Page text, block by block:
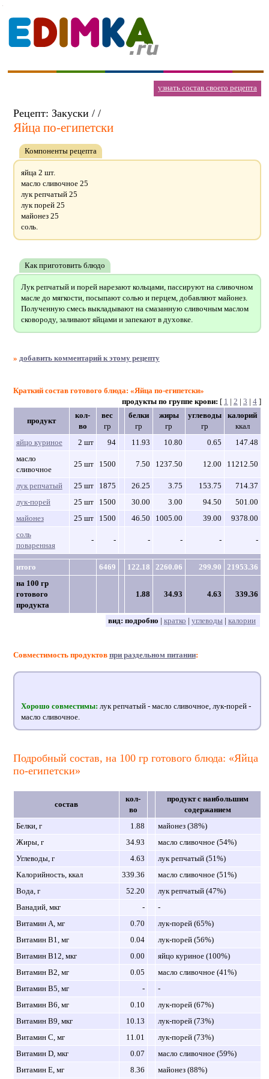
узнать состав своего рецепта
Рецепт: Закуски / /
Яйца по-египетски
Компоненты рецепта
яйца 2 шт.
масло сливочное 25
лук репчатый 25
лук порей 25
майонез 25
соль.
Как приготовить блюдо
Лук репчатый и порей нарезают кольцами, пассируют на сливочном
масле до мягкости, посыпают солью и перцем, добавляют майонез.
Полученную смесь выкладывают на смазанную сливочным маслом
сковороду, заливают яйцами и запекают в духовке.
» добавить комментарий к этому рецепту
Краткий состав готового блюда: «Яйца по-египетски»
продукты по группе крови: [ 1 | 2 | 3 | 4]
продукт
кол-
во
вес
гр
белки
гр
жиры
гр
углеводы
гр
калорий
ккал
яйцо куриное
2 шт 94 11.93 10.80 0.65
147.48
масло
сливочное
25 шт 1500 7.50 1237.50 12.00 11212.50
лук репчатый 25 шт 1875 26.25 3.75 153.75
714.37
лук-порей
25 шт 1500 30.00 3.00 94.50
501.00
майонез
25 шт 1500 46.50 1005.00 39.00
9378.00
соль
поваренная
- - - - - -
итого 6469 122.18 2260.06 299.90
21953.36
на 100 гр
готового
продукта
1.88 34.93 4.63 339.36
вид: подробно | кратко | углеводы| калории
Совместимость продуктов при раздельном питании:
Хорошо совместимы: лук репчатый - масло сливочное, лук-порей -
масло сливочное.
Подробный состав, на 100 гр готового блюда: «Яйца
по-египетски»
состав
кол-
во
продукт с наибольшим
содержанием
Белки, г
1.88
майонез (38%)
Жиры, г
34.93
масло сливочное (54%)
Углеводы, г
4.63
лук репчатый (51%)
Калорийность, ккал
339.36
масло сливочное (51%)
Вода, г
52.20
лук репчатый (47%)
Ванадий, мкг
-
-
Витамин A, мг
0.70
лук-порей (65%)
Витамин B1, мг
0.04
лук-порей (56%)
Витамин B12, мкг
0.00
яйцо куриное (100%)
Витамин B2, мг
0.05
масло сливочное (41%)
Витамин B5, мг
-
-
Витамин B6, мг
0.10
лук-порей (67%)
Витамин B9, мкг
10.13
лук-порей (73%)
Витамин C, мг
11.01
лук-порей (73%)
Витамин D, мкг
0.07
масло сливочное (59%)
Витамин E, мг
8.36 майонез (88%)